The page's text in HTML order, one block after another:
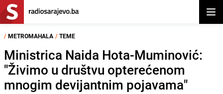
/ METROMAHALA / TEME
Ministrica Naida Hota-Muminović:
"Živimo u društvu opterećenom
mnogim devijantnim pojavama"